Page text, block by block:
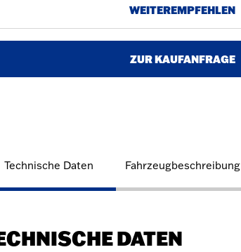
WEITEREMPFEHLEN
ZUR KAUFANFRAGE
Technische Daten Fahrzeugbeschreibung
DATEN